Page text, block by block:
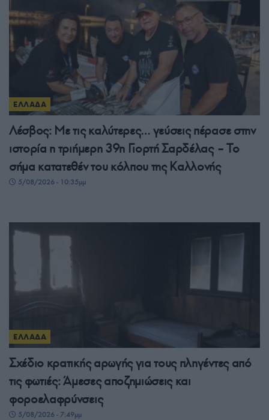
ΕΛΛΑΔΑ
Λέσβος: Με τις καλύτερες… γεύσεις πέρασε στην
ιστορία η τριήμερη 39η Γιορτή Σαρδέλας – Το
σήμα κατατεθέν του κόλπου της Καλλονής
5/08/2026 - 10:35μμ
ΕΛΛΑΔΑ
Σχέδιο κρατικής αρωγής για τους πληγέντες από
τις φωτιές: Άμεσες αποζημιώσεις και
φοροελαφρύνσεις
5/08/2026 - 7:49μμ